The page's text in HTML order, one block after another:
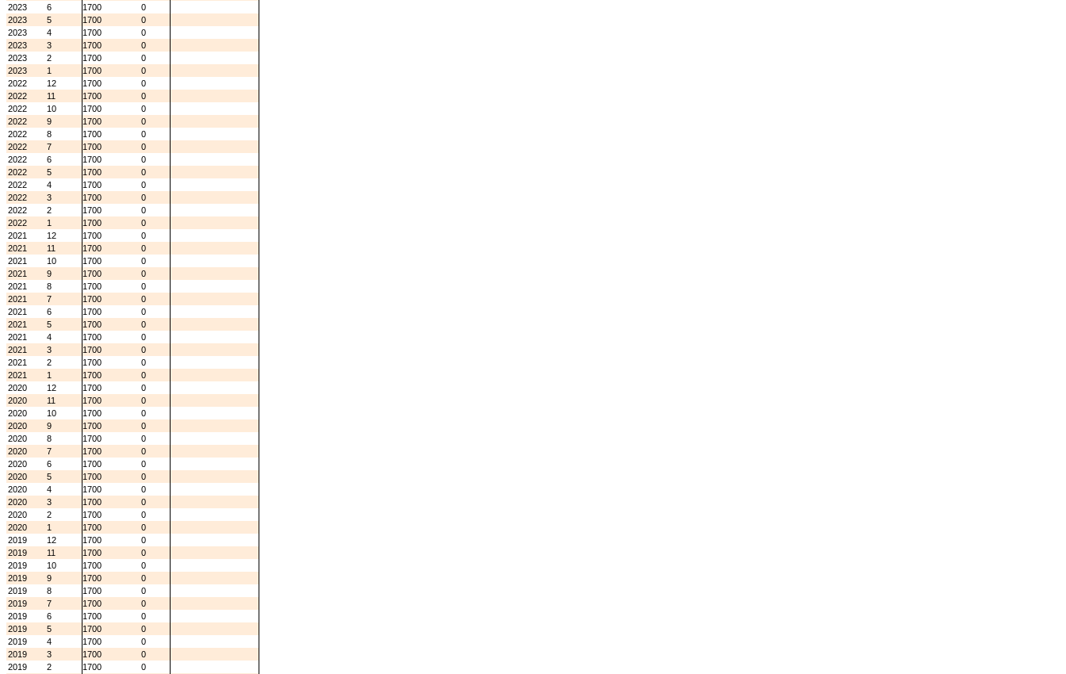
2023
6 1700
0
2023
5 1700
0
2023
4 1700
0
2023
3 1700
0
2023
2 1700
0
2023
1 1700
0
2022
12 1700
0
2022
11 1700
0
2022
10 1700
0
2022
9 1700
0
2022
8 1700
0
2022
7 1700
0
2022
6 1700
0
2022
5 1700
0
2022
4 1700
0
2022
3 1700
0
2022
2 1700
0
2022
1 1700
0
2021
12 1700
0
2021
11 1700
0
2021
10 1700
0
2021
9 1700
0
2021
8 1700
0
2021
7 1700
0
2021
6 1700
0
2021
5 1700
0
2021
4 1700
0
2021
3 1700
0
2021
2 1700
0
2021
1 1700
0
2020
12 1700
0
2020
11 1700
0
2020
10 1700
0
2020
9 1700
0
2020
8 1700
0
2020
7 1700
0
2020
6 1700
0
2020
5 1700
0
2020
4 1700
0
2020
3 1700
0
2020
2 1700
0
2020
1 1700
0
2019
12 1700
0
2019
11 1700
0
2019
10 1700
0
2019
9 1700
0
2019
8 1700
0
2019
7 1700
0
2019
6 1700
0
2019
5 1700
0
2019
4 1700
0
2019
3 1700
0
2019
2 1700
0